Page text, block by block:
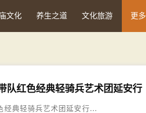
文化 养生之道 文化旅游 更多
红色经典轻骑兵艺术团延安行
典轻骑兵艺术团延安行...